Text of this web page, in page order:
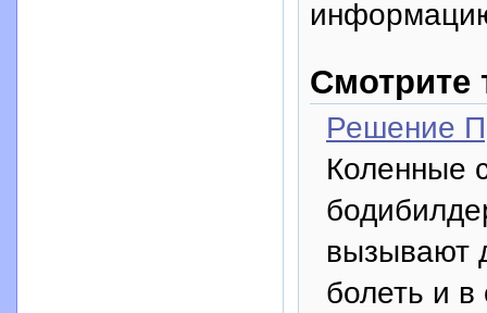
Смотрите
Решение
Коленные
вызывают
болеть и